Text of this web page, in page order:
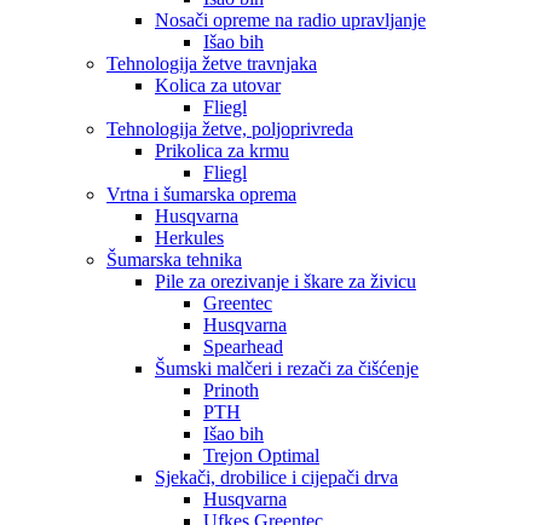
Nosači opreme na radio upravljanje
Išao bih
Tehnologija žetve travnjaka
Kolica za utovar
Fliegl
Tehnologija žetve, poljoprivreda
Prikolica za krmu
Fliegl
Vrtna i šumarska oprema
Husqvarna
Herkules
Šumarska tehnika
Pile za orezivanje i škare za živicu
Greentec
Husqvarna
Spearhead
Šumski malčeri i rezači za čišćenje
Prinoth
PTH
Išao bih
Trejon Optimal
Sjekači, drobilice i cijepači drva
Husqvarna
Ufkes Greentec